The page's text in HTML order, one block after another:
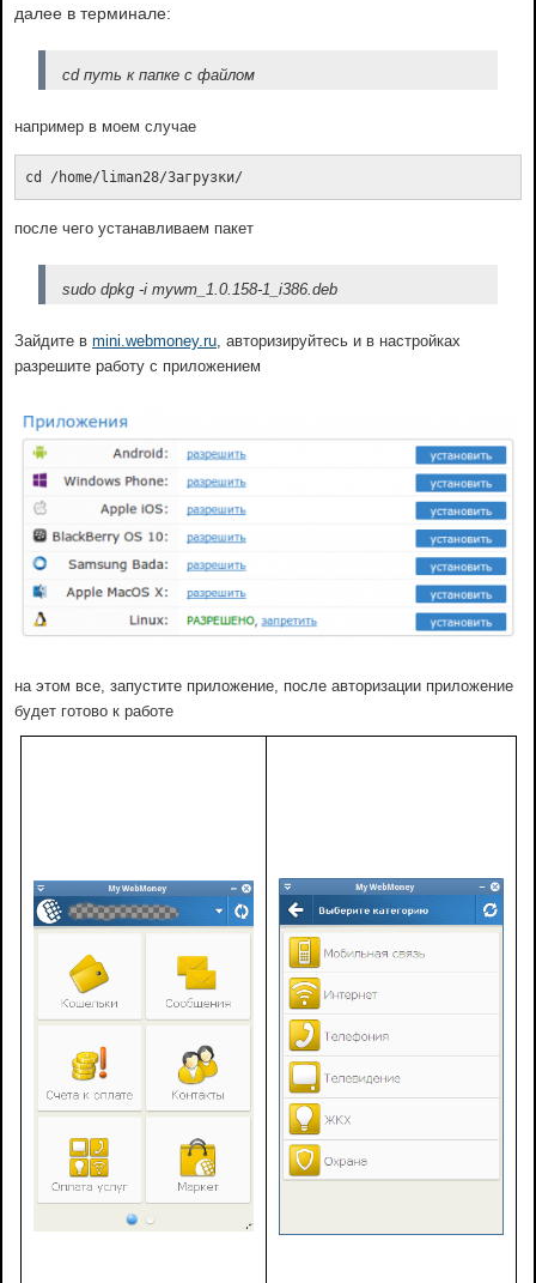
далее в терминале:
cd путь к папке с файлом
например в моем случае
cd /home/liman28/Загрузки/
после чего устанавливаем пакет
sudo dpkg -i mywm_1.0.158-1_i386.deb
Зайдите в mini.webmoney.ru, авторизируйтесь и в настройках
разрешите работу с приложением
на этом все, запустите приложение, после авторизации приложение
будет готово к работе